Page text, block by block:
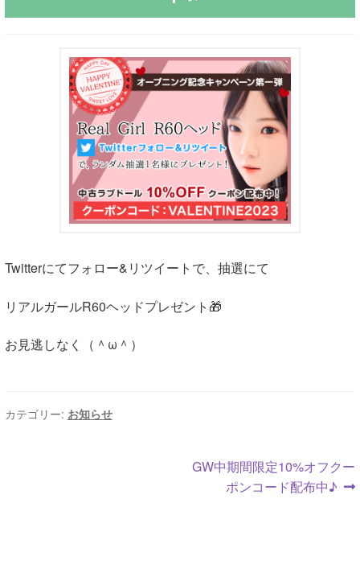
よくあるご質問
お問い合わせ
Twitterにてフォロー&リツイートで、抽選にて
リアルガールR60ヘッドプレゼント🎁
お見逃しなく（＾ω＾）
カテゴリー: お知らせ
次
GW中期間限定10%オフクー
ポンコード配布中♪